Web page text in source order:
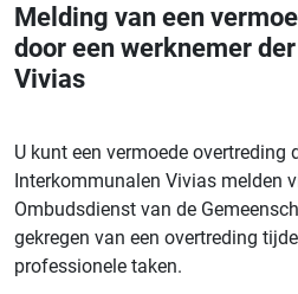
Melding van een
door een werknemer
Vivias
U kunt een vermoede overtreding
Interkommunalen Vivias melden
Ombudsdienst van de
gekregen van een overtreding
professionele taken.